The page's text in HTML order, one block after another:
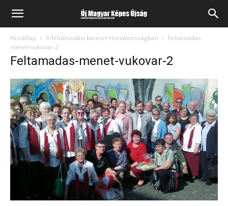
Kezdőlap A feltámadási kereszt Horvátországban
Feltamadas-
menet-vukovar-2
Feltamadas-menet-vukovar-2